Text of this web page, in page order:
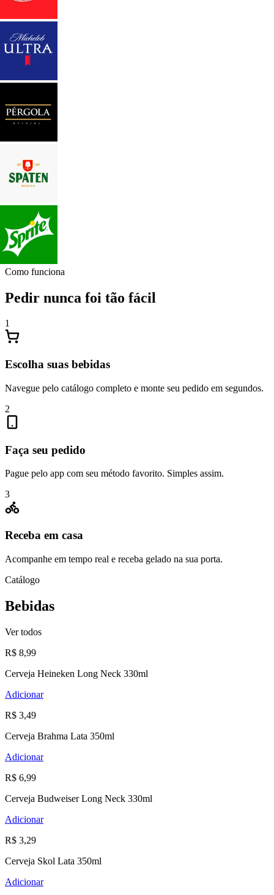
Como funciona
Pedir nunca foi tão fácil
1
Escolha suas bebidas
Navegue pelo catálogo completo e monte seu pedido em segundos.
2
Faça seu pedido
Pague pelo app com seu método favorito. Simples assim.
3
Receba em casa
Acompanhe em tempo real e receba gelado na sua porta.
Catálogo
Bebidas
Ver todos
R$ 8,99
Cerveja Heineken Long Neck 330ml
Adicionar
R$ 3,49
Cerveja Brahma Lata 350ml
Adicionar
R$ 6,99
Cerveja Budweiser Long Neck 330ml
Adicionar
R$ 3,29
Cerveja Skol Lata 350ml
Adicionar